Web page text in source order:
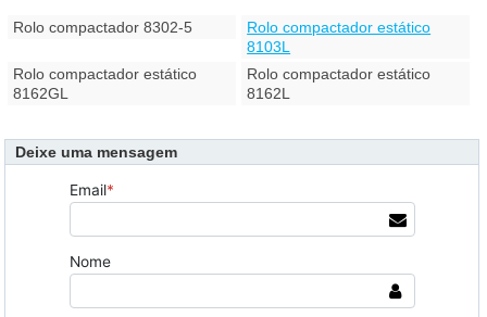
Rolo compactador 8302-5
Rolo compactador estático
8103L
Rolo compactador estático
8162GL
Rolo compactador estático
8162L
Deixe uma mensagem